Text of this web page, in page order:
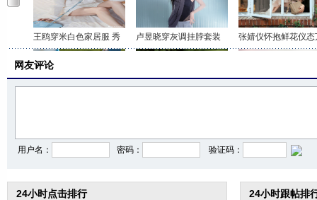
王鸥穿米白色家居服 秀 卢昱晓穿灰调挂脖套装 张婧仪怀抱鲜花仪态
网友评论
用户名： 密码： 验证码：
24小时点击排行 24小时跟帖排